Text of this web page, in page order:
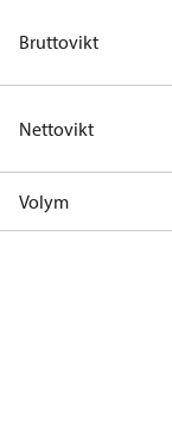
Bruttovikt
Nettovikt
Volym